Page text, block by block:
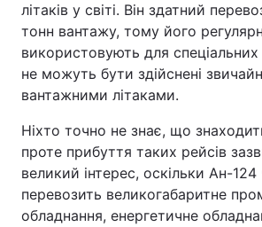
літаків у світі. Він здатний
тонн вантажу, тому його
використовують для спеціальних
не можуть бути здійснені
вантажними літаками.
Ніхто точно не знає, що
проте прибуття таких рейсів
великий інтерес, оскільки Ан-124
перевозить великогабаритне
обладнання, енергетичне